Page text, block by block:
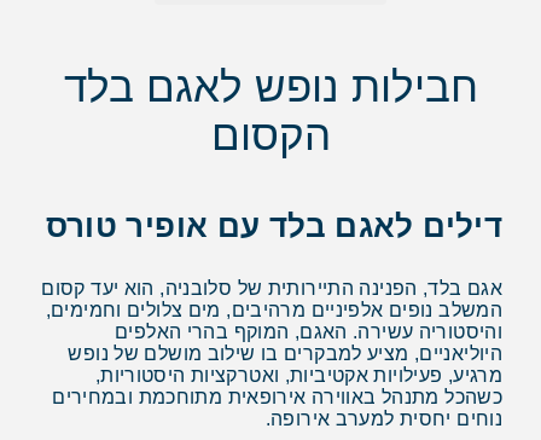
חבילות נופש לאגם בלד
הקסום
דילים לאגם בלד עם אופיר טורס
אגם בלד, הפנינה התיירותית של סלובניה, הוא יעד קסום
המשלב נופים אלפיניים מרהיבים, מים צלולים וחמימים,
והיסטוריה עשירה. האגם, המוקף בהרי האלפים
היוליאניים, מציע למבקרים בו שילוב מושלם של נופש
מרגיע, פעילויות אקטיביות, ואטרקציות היסטוריות,
כשהכל מתנהל באווירה אירופאית מתוחכמת ובמחירים
נוחים יחסית למערב אירופה.